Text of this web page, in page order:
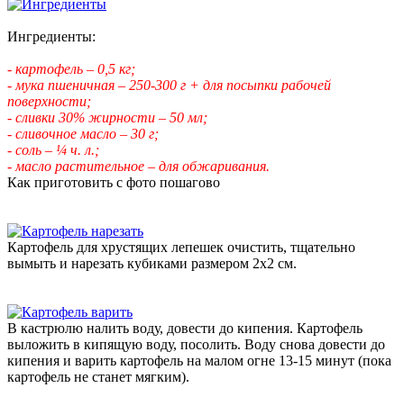
Ингредиенты:
- картофель – 0,5 кг;
- мука пшеничная – 250-300 г + для посыпки рабочей
поверхности;
- сливки 30% жирности – 50 мл;
- сливочное масло – 30 г;
- соль – ¼ ч. л.;
- масло растительное – для обжаривания.
Как приготовить с фото пошагово
Картофель для хрустящих лепешек очистить, тщательно
вымыть и нарезать кубиками размером 2х2 см.
В кастрюлю налить воду, довести до кипения. Картофель
выложить в кипящую воду, посолить. Воду снова довести до
кипения и варить картофель на малом огне 13-15 минут (пока
картофель не станет мягким).